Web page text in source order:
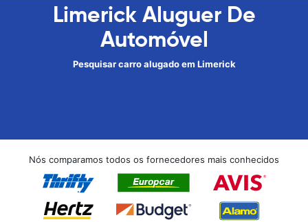
Limerick Aluguer De
Automóvel
Pesquisar carro alugado em Limerick
Nós comparamos todos os fornecedores mais conhecidos